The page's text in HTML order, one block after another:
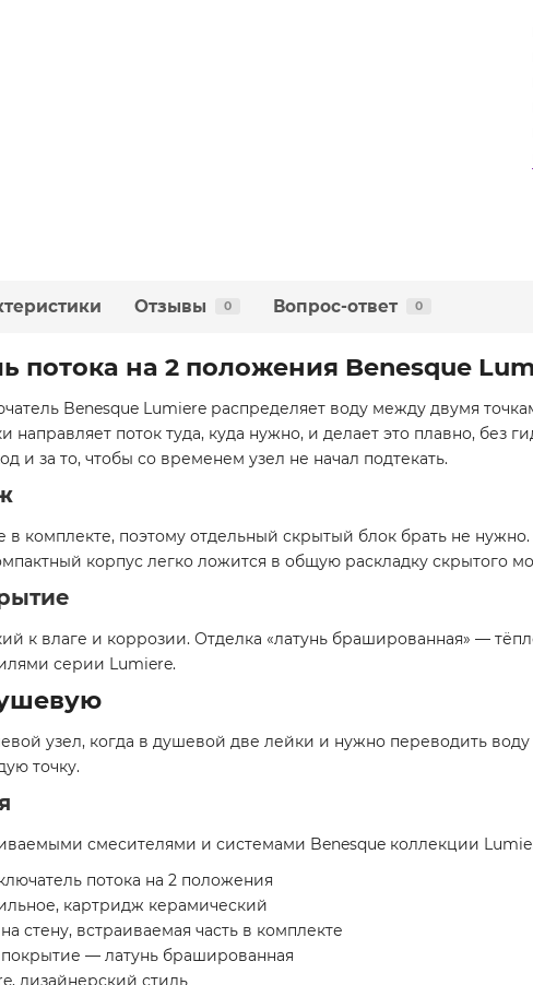
Отзывы 0 Вопрос-ответ 0
потока на 2 положения Benesque
Benesque Lumiere распределяет воду между двумя
направляет поток туда, куда нужно, и делает это плавно,
и за то, чтобы со временем узел не начал подтекать.
в комплекте, поэтому отдельный скрытый блок брать не нужно.
корпус легко ложится в общую раскладку скрытого
к влаге и коррозии. Отделка «латунь брашированная» —
серии Lumiere.
узел, когда в душевой две лейки и нужно переводить
точку.
смесителями и системами Benesque коллекции
потока на 2 положения
картридж керамический
стену, встраиваемая часть в комплекте
покрытие — латунь брашированная
дизайнерский стиль